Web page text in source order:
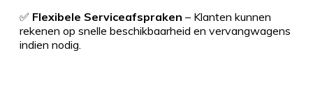
✅ Flexibele Serviceafspraken – Klanten kunnen
rekenen op snelle beschikbaarheid en vervangwagens
indien nodig.